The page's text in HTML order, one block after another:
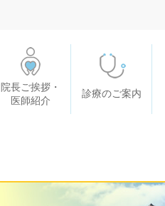
院長ご挨拶・
医師紹介
診療のご案内